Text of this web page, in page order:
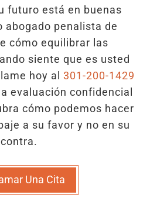
futuro está en buenas
abogado penalista de
cómo equilibrar las
siente que es usted
hoy al 301-200-1429
evaluación confidencial
cómo podemos hacer
a su favor y no en su
contra.
Una Cita